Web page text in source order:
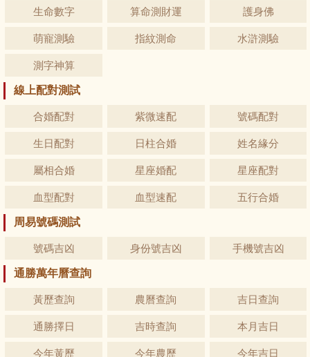
生命數字 算命測財運 護身佛
萌寵測驗 指紋測命 水滸測驗
測字神算
線上配對測試
合婚配對 紫微速配 號碼配對
生日配對 日柱合婚 姓名緣分
屬相合婚 星座婚配 星座配對
血型配對 血型速配 五行合婚
周易號碼測試
號碼吉凶 身份號吉凶 手機號吉凶
通勝萬年曆查詢
黃歷查詢 農曆查詢 吉日查詢
通勝擇日 吉時查詢 本月吉日
今年黃歷 今年農歷 今年吉日